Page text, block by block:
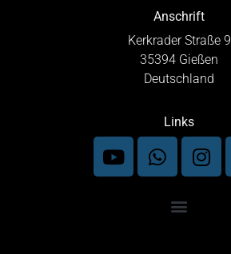
Anschrift
Kerkrader Straße 9
35394 Gießen
Deutschland
Links